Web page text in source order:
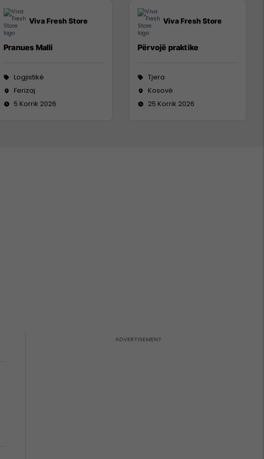
Viva Fresh Store
Pranues Malli
Logjistikë
Ferizaj
5 Korrik 2026
Viva Fresh Store
Përvojë praktike
Tjera
Kosovë
25 Korrik 2026